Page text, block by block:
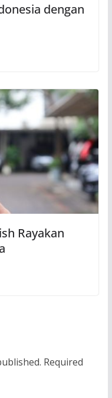
dengan
Rayakan
Required